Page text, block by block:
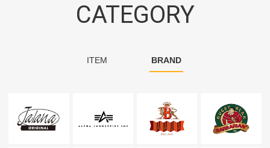
CATEGORY
ITEM BRAND